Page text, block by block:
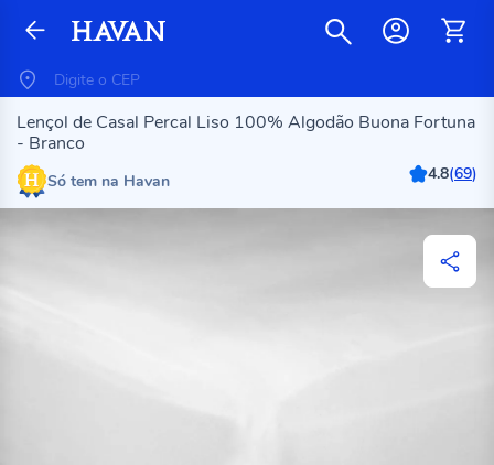
Lençol de Casal Percal Liso 100% Algodão Buona Fortuna
- Branco
Só tem na Havan 4.8(69)